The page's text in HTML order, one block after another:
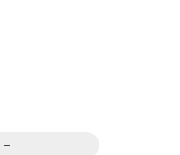
囲気。
ー